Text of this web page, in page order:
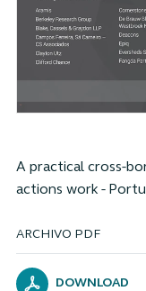
ARCHIVO PDF
DOWNLOAD
A practical cross-
actions work -